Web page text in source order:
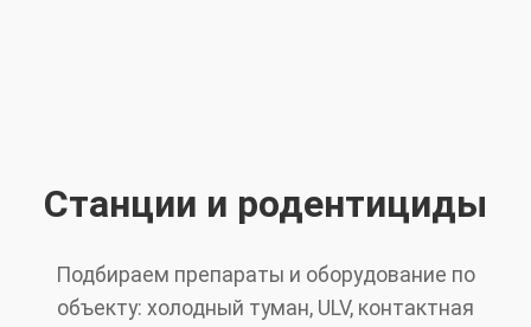
Станции и родентициды
Подбираем препараты и оборудование по
объекту: холодный туман, ULV, контактная